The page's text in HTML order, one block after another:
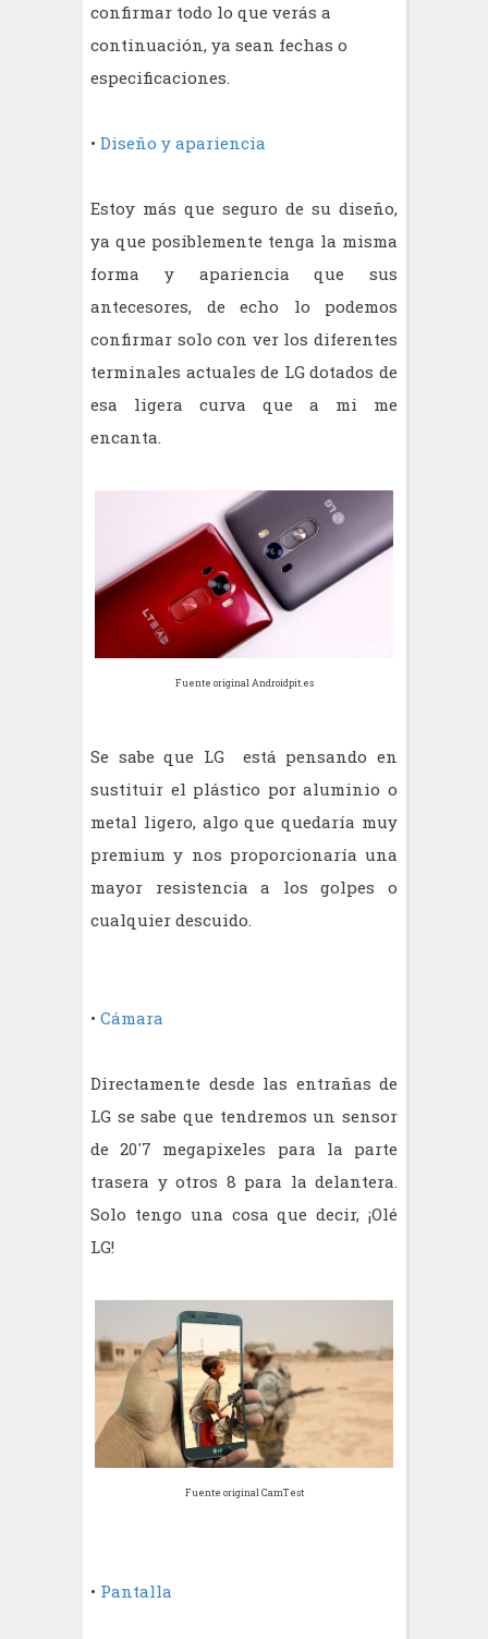
confirmar todo lo que verás a
continuación, ya sean fechas o
especificaciones.
• Diseño y apariencia
Estoy más que seguro de su diseño,
ya que posiblemente tenga la misma
forma y apariencia que sus
antecesores, de echo lo podemos
confirmar solo con ver los diferentes
terminales actuales de LG dotados de
esa ligera curva que a mi me
encanta.
Fuente original Androidpit.es
Se sabe que LG está pensando en
sustituir el plástico por aluminio o
metal ligero, algo que quedaría muy
premium y nos proporcionaría una
mayor resistencia a los golpes o
cualquier descuido.
• Cámara
Directamente desde las entrañas de
LG se sabe que tendremos un sensor
de 20'7 megapixeles para la parte
trasera y otros 8 para la delantera.
Solo tengo una cosa que decir, ¡Olé
LG!
Fuente original CamTest
• Pantalla